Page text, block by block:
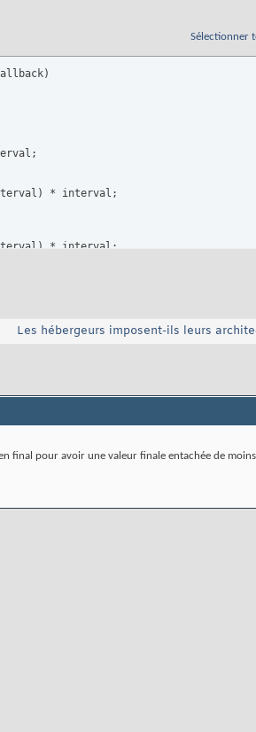
Sélectionner
)
)
* interval;
)
* interval;
Les hébergeurs imposent-ils leurs
final pour avoir une valeur finale entachée de